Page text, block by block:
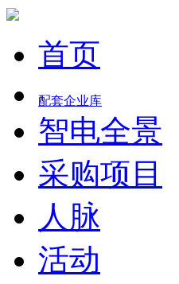
首页
配套企业库
智电全景
采购项目
人脉
活动